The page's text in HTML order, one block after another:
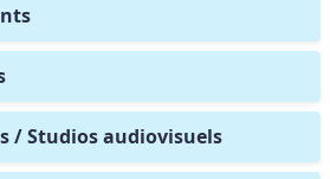
/ Studios audiovisuels